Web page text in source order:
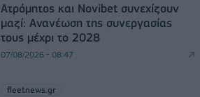
Ατρόμητος και Novibet συνεχίζουν
μαζί: Ανανέωση της συνεργασίας
τους μέχρι το 2028
07/08/2026 - 08:47
fleetnews.gr